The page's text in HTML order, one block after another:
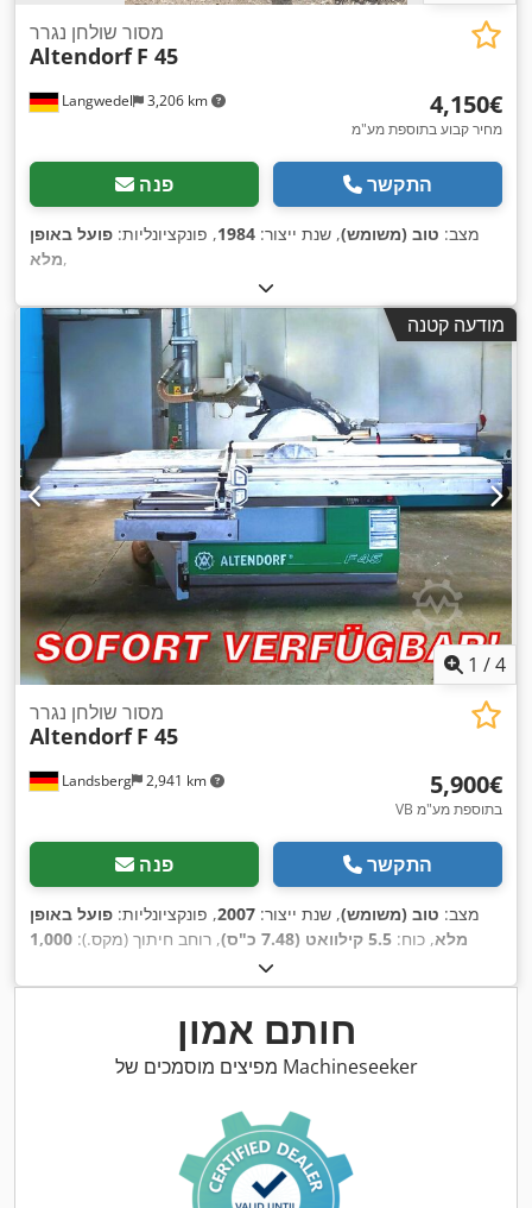
Langwedel 3,206 km
מסור שולחן נגרר
Altendorf F 45
‏4,150 ‏€
מחיר קבוע בתוספת מע"מ
פנה התקשר
מצב: טוב (משומש), שנת ייצור: 1984, פונקציונליות: פועל באופן
מלא,
מודעה קטנה
1 /4
Landsberg 2,941 km
מסור שולחן נגרר
Altendorf F 45
‏5,900 ‏€
VB בתוספת מע"מ
פנה התקשר
מצב: טוב (משומש), שנת ייצור: 2007, פונקציונליות: פועל באופן
מלא, כוח: 5.5 קילוואט (7.48 כ"ס) , רוחב חיתוך (מקס.): 1,000
ציוד:
מגן ללהב מסור, סימון CE, תיעוד / מדריך,
חותם אמון
מפיצים מוסמכים של Machineseeker